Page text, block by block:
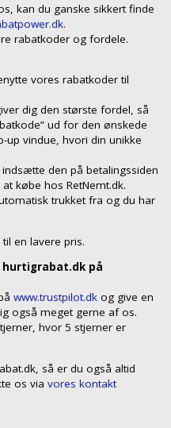
kan du ganske sikkert finde
rabatkoder og fordele.
vores rabatkoder til
dig den største fordel, så
ud for den ønskede
vindue, hvori din unikke
den på betalingssiden
købe hos RetNemt.dk.
trukket fra og du har
en lavere pris.
hurtigrabat.dk på
www.trustpilot.dk og give en
også meget gerne af os.
hvor 5 stjerner er
så er du også altid
os via vores kontakt